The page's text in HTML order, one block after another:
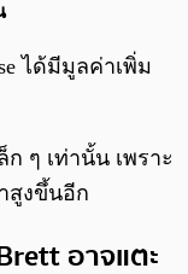
ได้มีมูลค่าเพิ่ม
ๆ เท่านั้น เพราะ
สูงขึ้นอีก
อาจแตะ